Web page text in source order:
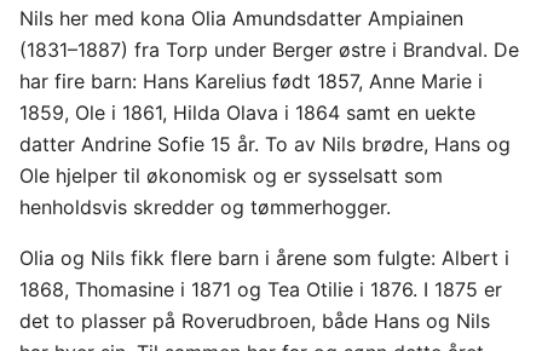
Nils her med kona Olia Amundsdatter Ampiainen
(1831–1887) fra Torp under Berger østre i Brandval. De
har fire barn: Hans Karelius født 1857, Anne Marie i
1859, Ole i 1861, Hilda Olava i 1864 samt en uekte
datter Andrine Sofie 15 år. To av Nils brødre, Hans og
Ole hjelper til økonomisk og er sysselsatt som
henholdsvis skredder og tømmerhogger.
Olia og Nils fikk flere barn i årene som fulgte: Albert i
1868, Thomasine i 1871 og Tea Otilie i 1876. I 1875 er
det to plasser på Roverudbroen, både Hans og Nils